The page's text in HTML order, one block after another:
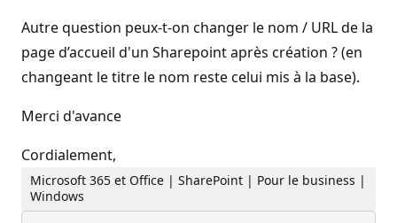
Autre question peux-t-on changer le nom / URL de la
page d’accueil d'un Sharepoint après création ? (en
changeant le titre le nom reste celui mis à la base).
Merci d'avance
Cordialement,
Microsoft 365 et Office | SharePoint | Pour le business |
Windows